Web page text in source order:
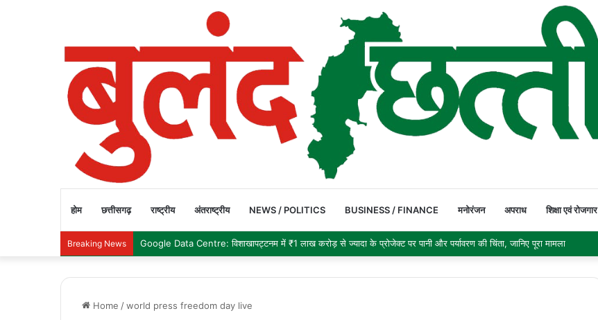
होम छत्तीसगढ़ राष्ट्रीय अंतराष्ट्रीय NEWS / POLITICS BUSINESS / FINANCE मनोरंजन अपराध शिक्षा एवं रोजगार
Breaking News India Forex Reserve: भारत का विदेशी मुद्रा भंडार 692.9 अरब डॉलर पहुंचा, छह महीने में सबसे बड़ी साप्ताहिक बढ़त
Home /world press freedom day live